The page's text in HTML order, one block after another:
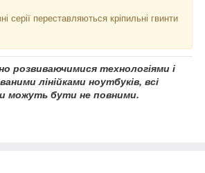
серії переставляються кріпильні гвинти
розвиваючимися технологіями і
лінійками ноутбуків, всі
можуть бути не повними.